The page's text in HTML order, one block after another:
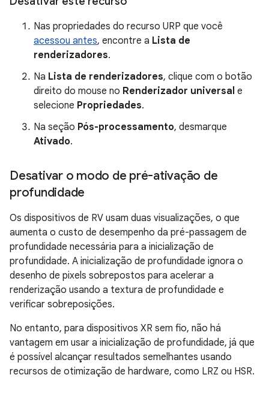
Nas propriedades do recurso URP que você
acessou antes, encontre a Lista de
renderizadores.
Na Lista de renderizadores, clique com o botão
direito do mouse no Renderizador universal e
selecione Propriedades.
Na seção Pós-processamento, desmarque
Ativado.
Desativar o modo de pré-ativação de
profundidade
Os dispositivos de RV usam duas visualizações, o que
aumenta o custo de desempenho da pré-passagem de
profundidade necessária para a inicialização de
profundidade. A inicialização de profundidade ignora o
desenho de pixels sobrepostos para acelerar a
renderização usando a textura de profundidade e
verificar sobreposições.
No entanto, para dispositivos XR sem fio, não há
vantagem em usar a inicialização de profundidade, já que
é possível alcançar resultados semelhantes usando
recursos de otimização de hardware, como LRZ ou HSR.